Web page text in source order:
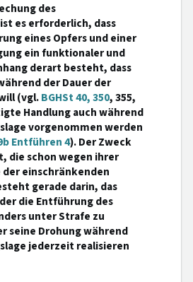
des
es erforderlich, dass
eines Opfers und einer
ein funktionaler und
derart besteht, dass
der Dauer der
(vgl.BGHSt 40, 350, 355,
Handlung auch während
vorgenommen werden
Entführen 4). Der Zweck
die schon wegen ihrer
einschränkenden
gerade darin, das
die Entführung des
unter Strafe zu
seine Drohung während
jederzeit realisieren